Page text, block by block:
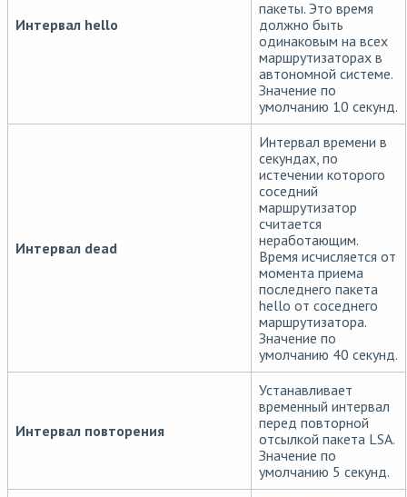
Интервал hello
пакеты. Это время
должно быть
одинаковым на всех
маршрутизаторах в
автономной системе.
Значение по
умолчанию 10 секунд.
Интервал dead
Интервал времени в
секундах, по
истечении которого
соседний
маршрутизатор
считается
неработающим.
Время исчисляется от
момента приема
последнего пакета
hello от соседнего
маршрутизатора.
Значение по
умолчанию 40 секунд.
Интервал повторения
Устанавливает
временный интервал
перед повторной
отсылкой пакета LSA.
Значение по
умолчанию 5 секунд.